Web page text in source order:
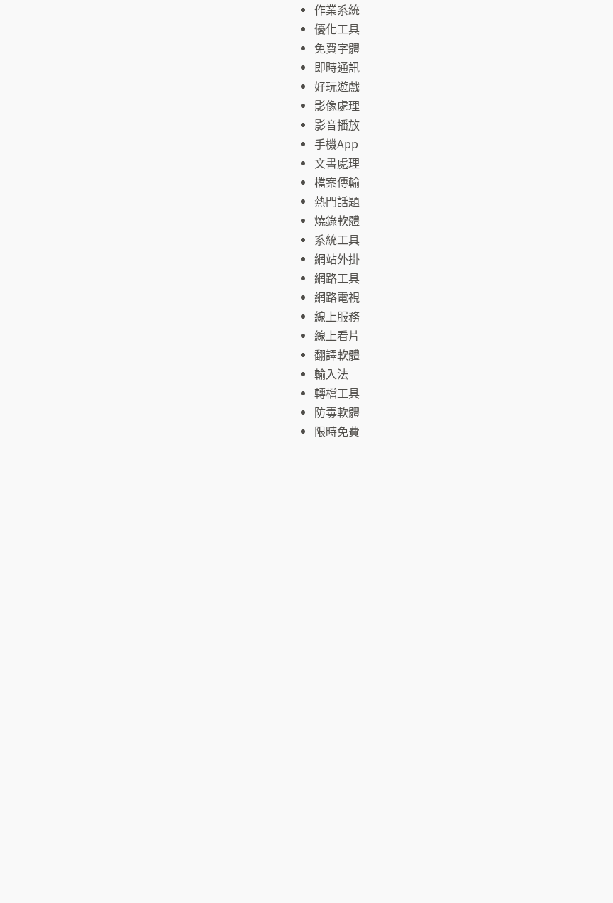
作業系統
優化工具
免費字體
即時通訊
好玩遊戲
影像處理
影音播放
手機App
文書處理
檔案傳輸
熱門話題
燒錄軟體
系統工具
網站外掛
網路工具
網路電視
線上服務
線上看片
翻譯軟體
輸入法
轉檔工具
防毒軟體
限時免費